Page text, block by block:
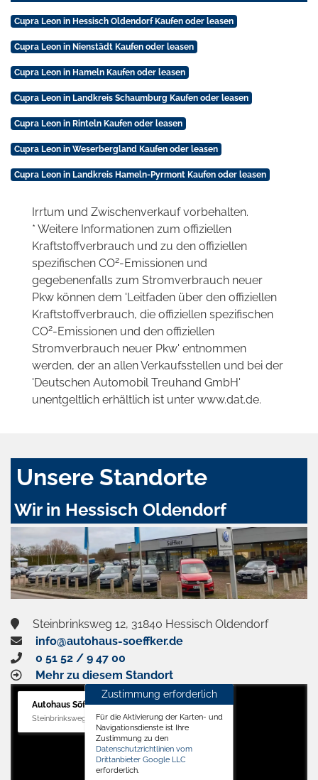
Cupra Leon in Hessisch Oldendorf Kaufen oder leasen
Cupra Leon in Nienstädt Kaufen oder leasen
Cupra Leon in Hameln Kaufen oder leasen
Cupra Leon in Landkreis Schaumburg Kaufen oder leasen
Cupra Leon in Rinteln Kaufen oder leasen
Cupra Leon in Weserbergland Kaufen oder leasen
Cupra Leon in Landkreis Hameln-Pyrmont Kaufen oder leasen
Irrtum und Zwischenverkauf vorbehalten.
* Weitere Informationen zum offiziellen
Kraftstoffverbrauch und zu den offiziellen
spezifischen CO2-Emissionen und
gegebenenfalls zum Stromverbrauch neuer
Pkw können dem 'Leitfaden über den offiziellen
Kraftstoffverbrauch, die offiziellen spezifischen
CO2-Emissionen und den offiziellen
Stromverbrauch neuer Pkw' entnommen
werden, der an allen Verkaufsstellen und bei der
'Deutschen Automobil Treuhand GmbH'
unentgeltlich erhältlich ist unter www.dat.de.
Unsere Standorte
Wir in Hessisch Oldendorf
Steinbrinksweg 12, 31840 Hessisch Oldendorf
info@autohaus-soeffker.de
0 51 52 / 9 47 00
Mehr zu diesem Standort
Autohaus Söffker GmbH
Steinbrinksweg 12, 31840 Hessisch Oldendorf
Zustimmung erforderlich
Für die Aktivierung der Karten- und
Navigationsdienste ist Ihre
Zustimmung zu den
Datenschutzrichtlinien vom
Drittanbieter Google LLC
erforderlich.